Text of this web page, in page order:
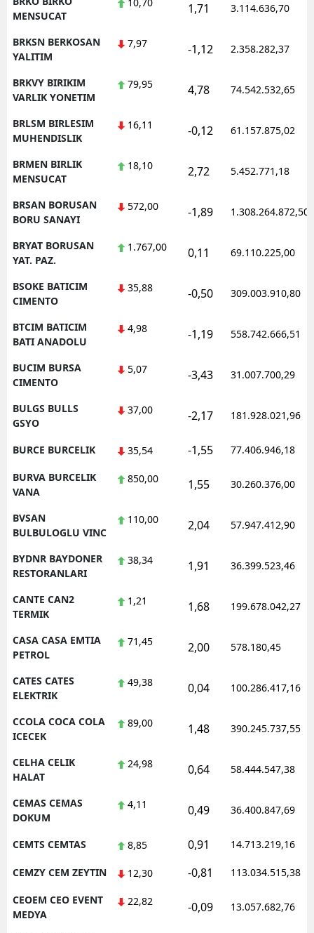
MENSUCAT
1,71 3.114.636,70
BRKSN BERKOSAN
YALITIM
7,97 -1,12 2.358.282,37
BRKVY BIRIKIM
VARLIK YONETIM
79,95 4,78 74.542.532,65
BRLSM BIRLESIM
MUHENDISLIK
16,11 -0,12 61.157.875,02
BRMEN BIRLIK
MENSUCAT
18,10 2,72 5.452.771,18
BRSAN BORUSAN
BORU SANAYI
572,00 -1,89 1.308.264.872,50
BRYAT BORUSAN
YAT. PAZ.
1.767,00 0,11 69.110.225,00
BSOKE BATICIM
CIMENTO
35,88 -0,50 309.003.910,80
BTCIM BATICIM
BATI ANADOLU
4,98 -1,19 558.742.666,51
BUCIM BURSA
CIMENTO
5,07 -3,43 31.007.700,29
BULGS BULLS
GSYO
37,00 -2,17 181.928.021,96
BURCE BURCELIK 35,54 -1,55 77.406.946,18
BURVA BURCELIK
VANA
850,00 1,55 30.260.376,00
BVSAN
BULBULOGLU VINC
110,00 2,04 57.947.412,90
BYDNR BAYDONER
RESTORANLARI
38,34 1,91 36.399.523,46
CANTE CAN2
TERMIK
1,21 1,68 199.678.042,27
CASA CASA EMTIA
PETROL
71,45 2,00 578.180,45
CATES CATES
ELEKTRIK
49,38 0,04 100.286.417,16
CCOLA COCA COLA
ICECEK
89,00 1,48 390.245.737,55
CELHA CELIK
HALAT
24,98 0,64 58.444.547,38
CEMAS CEMAS
DOKUM
4,11 0,49 36.400.847,69
CEMTS CEMTAS 8,85 0,91 14.713.219,16
CEMZY CEM ZEYTIN 12,30 -0,81 113.034.515,38
CEOEM CEO EVENT
MEDYA
22,82 -0,09 13.057.682,76